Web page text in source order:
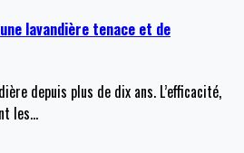
lavandière tenace et de
depuis plus de dix ans. L’efficacité,
les…